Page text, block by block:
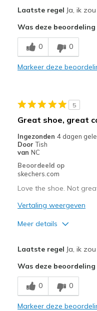
Breathe Well
Comfortable
Beste toepassingen
Going Out
Travel
Width
Sizing
Laatste regel Ja, ik
Was deze
0 0
Markeer deze
5
Great shoe, great
Ingezonden 4 dagen
Door Tish
van NC
Beoordeeld op
skechers.com
Love the shoe. Not
Vertaling weergeven
Meer details
Comfortable
Durable
Laatste regel Ja, ik
Was deze
0 0
Markeer deze